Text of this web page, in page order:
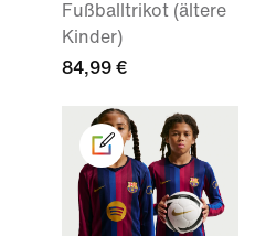
Fußballtrikot (ältere
Kinder)
84,99 €